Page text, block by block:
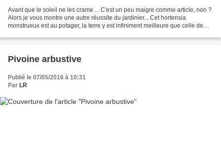
Avant que le soleil ne les crame ... C'est un peu maigre comme article, non ?
Alors je vous montre une autre réussite du jardinier... Cet hortensia
monstrueux est au potager, la terre y est infiniment meilleure que celle de
Pivoine arbustive
Publié le 07/05/2016 à 10:31
Par LR